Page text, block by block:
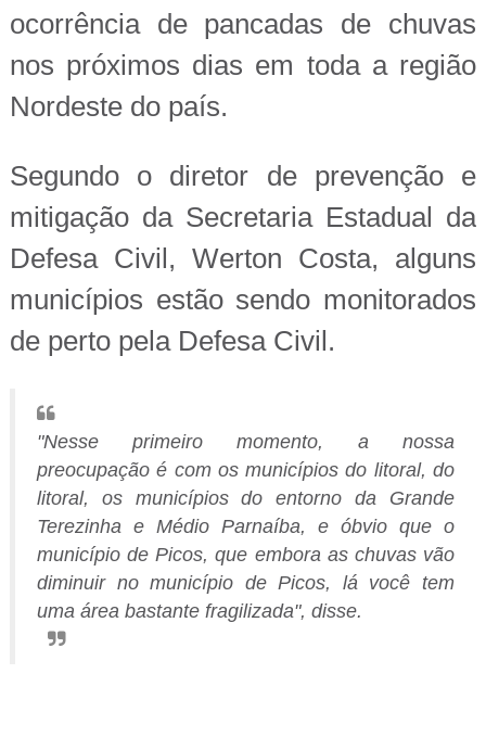
ocorrência de pancadas de chuvas
nos próximos dias em toda a região
Nordeste do país.
Segundo o diretor de prevenção e
mitigação da Secretaria Estadual da
Defesa Civil, Werton Costa, alguns
municípios estão sendo monitorados
de perto pela Defesa Civil.
"Nesse primeiro momento, a nossa
preocupação é com os municípios do litoral, do
litoral, os municípios do entorno da Grande
Terezinha e Médio Parnaíba, e óbvio que o
município de Picos, que embora as chuvas vão
diminuir no município de Picos, lá você tem
uma área bastante fragilizada", disse.